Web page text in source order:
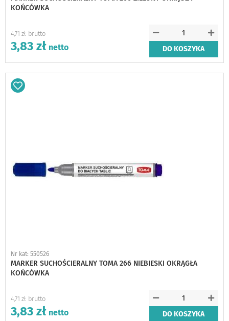
KOŃCÓWKA
4,71 zł
3,83 zł DO KOSZYKA
Dodaj
Nr kat: 550526
MARKER SUCHOŚCIERALNY TOMA 266 NIEBIESKI OKRĄGŁA
KOŃCÓWKA
4,71 zł
3,83 zł DO KOSZYKA